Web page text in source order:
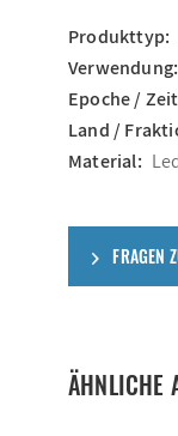
Produkttyp:
Verwendung:
Epoche /
Land /
Material:
FRAGEN
ÄHNLICHE